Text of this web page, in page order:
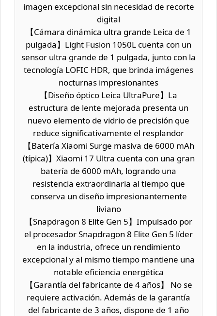
imagen excepcional sin necesidad de recorte
digital
【Cámara dinámica ultra grande Leica de 1
pulgada】Light Fusion 1050L cuenta con un
sensor ultra grande de 1 pulgada, junto con la
tecnología LOFIC HDR, que brinda imágenes
nocturnas impresionantes
【Diseño óptico Leica UltraPure】La
estructura de lente mejorada presenta un
nuevo elemento de vidrio de precisión que
reduce significativamente el resplandor
【Batería Xiaomi Surge masiva de 6000 mAh
(típica)】Xiaomi 17 Ultra cuenta con una gran
batería de 6000 mAh, logrando una
resistencia extraordinaria al tiempo que
conserva un diseño impresionantemente
liviano
【Snapdragon 8 Elite Gen 5】Impulsado por
el procesador Snapdragon 8 Elite Gen 5 líder
en la industria, ofrece un rendimiento
excepcional y al mismo tiempo mantiene una
notable eficiencia energética
【Garantía del fabricante de 4 años】 No se
requiere activación. Además de la garantía
del fabricante de 3 años, dispone de 1 año